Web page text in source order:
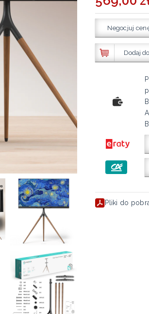
Negocjuj
Dodaj
Pliki do